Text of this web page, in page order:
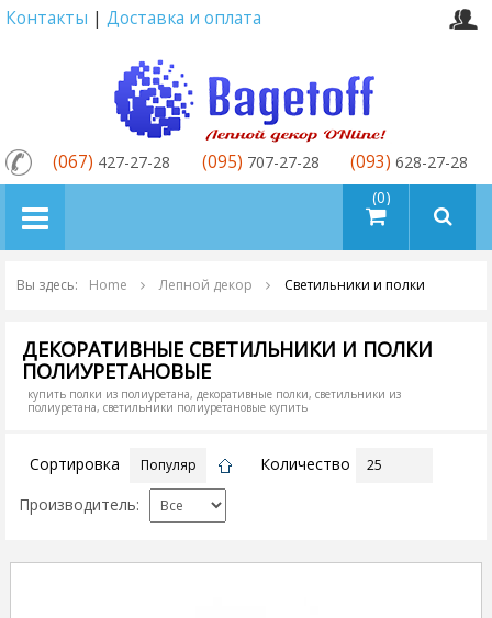
Контакты | Доставка и оплата
товаров (0)
(067) 427-27-28 (095) 707-27-28 (093) 628-27-28
Вы здесь: Home Лепной декор Cветильники и полки
ДЕКОРАТИВНЫЕ СВЕТИЛЬНИКИ И ПОЛКИ
ПОЛИУРЕТАНОВЫЕ
купить полки из полиуретана, декоративные полки, светильники из
полиуретана, светильники полиуретановые купить
Сортировка
Количество
Производитель: